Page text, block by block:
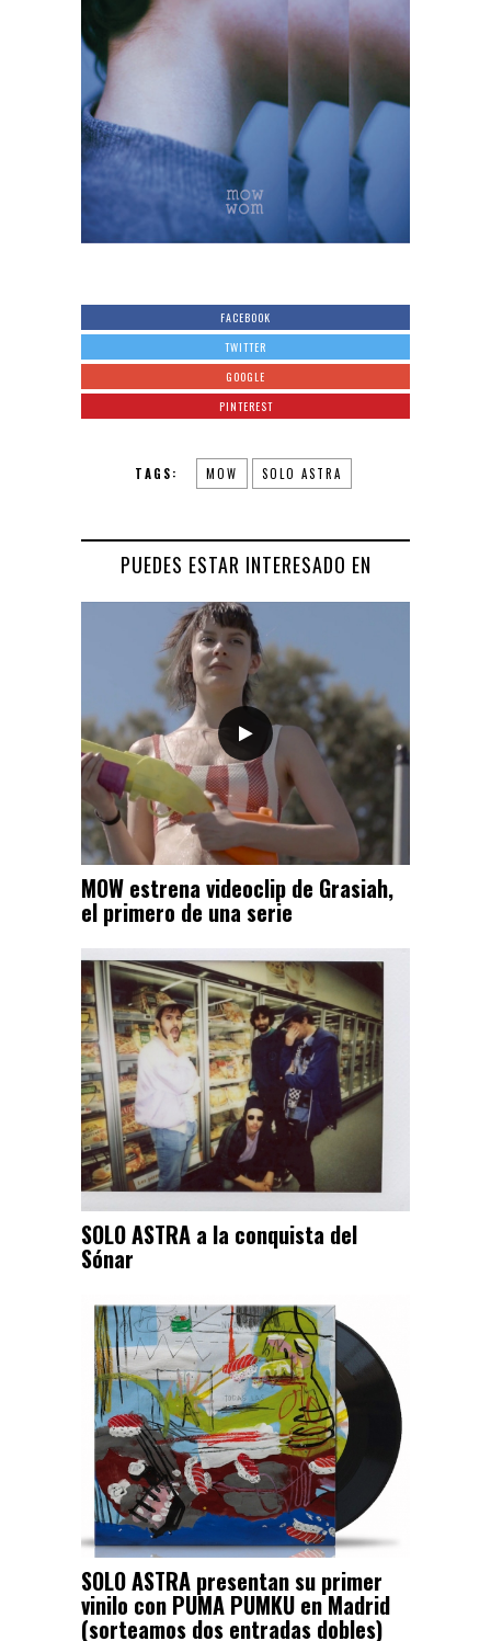
FACEBOOK
TWITTER
GOOGLE
PINTEREST
TAGS: MOW SOLO ASTRA
PUEDES ESTAR INTERESADO EN
MOW estrena videoclip de Grasiah,
el primero de una serie
SOLO ASTRA a la conquista del
Sónar
SOLO ASTRA presentan su primer
vinilo con PUMA PUMKU en Madrid
(sorteamos dos entradas dobles)